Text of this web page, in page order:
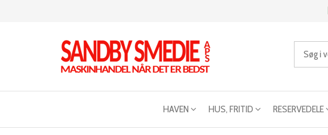
HAVEN HUS, FRITID RESERVEDELE